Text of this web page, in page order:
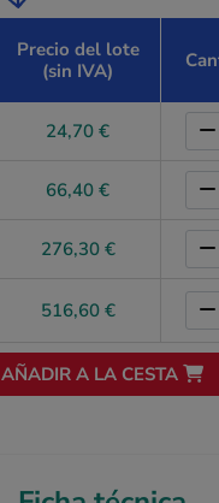
Precio del lote
(sin IVA)
24,70 €
66,40 €
276,30 €
516,60 €
AÑADIR A LA CESTA